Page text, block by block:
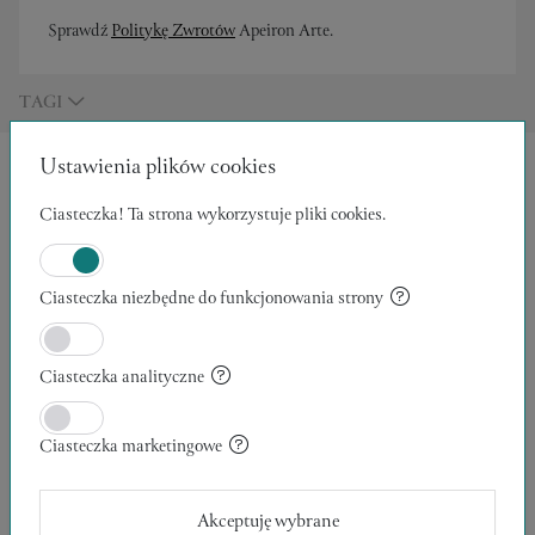
SprawdźPolitykę ZwrotówApeiron Arte.
TAGI
INNE W TEJ KATEGORII
Ustawienia plików cookies
Ciasteczka! Ta strona wykorzystuje pliki cookies.
Ciasteczka niezbędne do funkcjonowania strony
Ciasteczka analityczne
Ciasteczka marketingowe
Akceptuję wybrane